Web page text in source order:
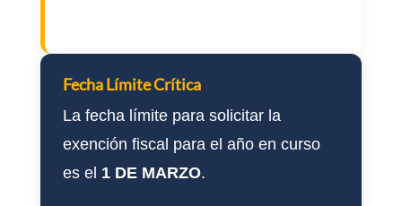
Fecha Límite Crítica
La fecha límite para solicitar la
exención fiscal para el año en curso
es el 1 DE MARZO.